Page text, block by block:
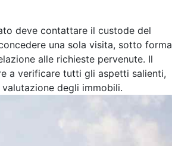
deve contattare il custode del
una sola visita, sotto forma
alle richieste pervenute. Il
a verificare tutti gli aspetti salienti,
degli immobili.